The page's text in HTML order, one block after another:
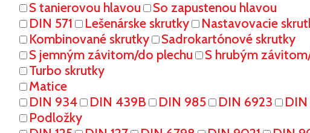
S tanierovou hlavou
So zapustenou hlavou
DIN 571
Lešenárske skrutky
Nastavovacie
Kombinované skrutky
Sadrokartónové skrutky
S jemným závitom/do plechu
S hrubým
Turbo skrutky
Matice
DIN 934
DIN 439B DIN 985 DIN 6923
Podložky